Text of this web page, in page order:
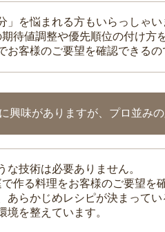
」を悩まれる方もいらっしゃい
待値調整や優先順位の付け方
お客様のご要望を確認できる
興味がありますが、プロ並み
な技術は必要ありません。
作る料理をお客様のご要望を
あらかじめレシピが決まって
境を整えています。